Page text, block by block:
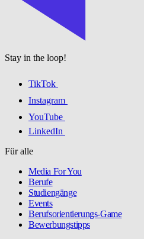
Stay in the loop!
TikTok
Instagram
YouTube
LinkedIn
Für alle
Media For You
Berufe
Studiengänge
Events
Berufsorientierungs-Game
Bewerbungstipps